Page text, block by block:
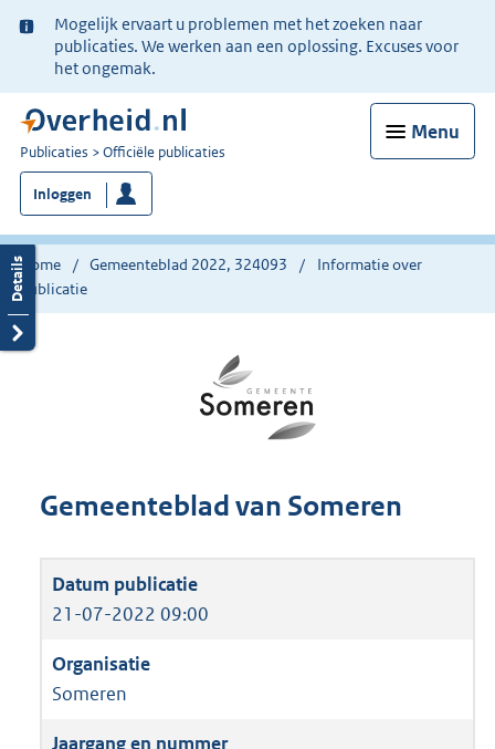
Ter
informatie:
Mogelijk ervaart u problemen met het zoeken naar
publicaties. We werken aan een oplossing. Excuses voor
het ongemak.
Menu
U
bent
nu
hier:
Publicaties Officiële publicaties
Inloggen
Home Gemeenteblad 2022, 324093
Informatie over
publicatie
Gemeenteblad van Someren
21-07-2022 09:00
Someren